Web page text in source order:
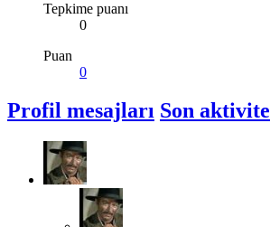
Tepkime puanı
0
Puan
0
Profil mesajları Son aktivite